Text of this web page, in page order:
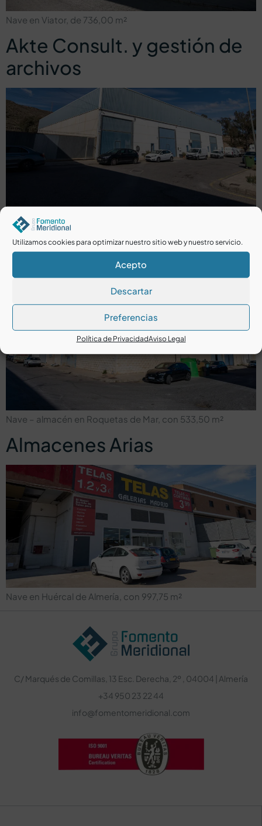
Utilizamos cookies para optimizar nuestro sitio web y nuestro servicio.
Acepto
Descartar
Preferencias
Política de PrivacidadAviso Legal
Nave en Viator, de 736,00 m²
Akte Consult. y gestión de
archivos
Naves en Huércal de Almería, con 328,73 m² + 281,24 m²
Comercial del mueble
Nave – almacén en Roquetas de Mar, con 533,50 m²
Almacenes Arias
Nave en Huércal de Almería, con 997,75 m²
C/ Marqués de Comillas, 13 Esc. Derecha, 2º , 04004 | Almería
+34 950 23 22 44
info@fomentomeridional.com